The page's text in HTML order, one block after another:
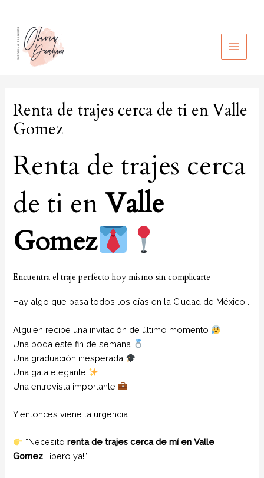
contenido
MAIN
Renta de trajes cerca de ti en Valle
Gomez
Renta de trajes cerca
de ti enValle
Gomez
Encuentra el traje perfecto hoy mismo sin complicarte
Hay algo que pasa todos los días en la Ciudad de México…
Alguien recibe una invitación de último momento
Una boda este fin de semana
Una graduación inesperada
Una gala elegante
Una entrevista importante
Y entonces viene la urgencia:
“Necesitorenta de trajes cerca de mí en Valle
Gomez … ¡pero ya!”